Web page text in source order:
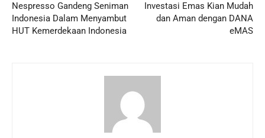
Nespresso Gandeng Seniman
Indonesia Dalam Menyambut
HUT Kemerdekaan Indonesia
Investasi Emas Kian Mudah
dan Aman dengan DANA
eMAS